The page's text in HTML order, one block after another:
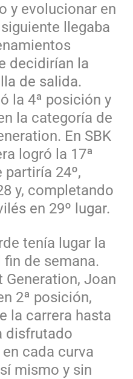
y evolucionar en
llegaba
decidirían la
de salida.
la 4ª posición y
la categoría de
En SBK
logró la 17ª
partiría 24º,
y, completando
en 29º lugar.
tenía lugar la
de semana.
Generation, Joan
2ª posición,
la carrera hasta
disfrutado
cada curva
mismo y sin